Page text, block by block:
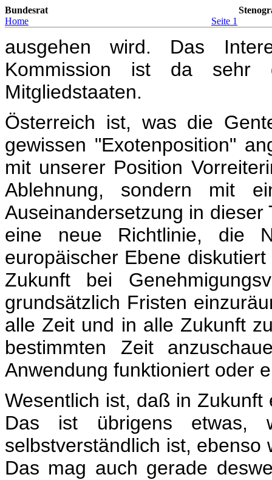
Bundesrat
Home
Seite 1
ausgehen wird. Das
Kommission ist da sehr
Mitgliedstaaten.
Österreich ist, was die
gewissen "Exotenposition"
mit unserer Position
Ablehnung, sondern mit
Auseinandersetzung in
eine neue Richtlinie, die
europäischer Ebene
Zukunft bei
grundsätzlich Fristen
alle Zeit und in alle Zukunft
bestimmten Zeit
Anwendung funktioniert oder
Wesentlich ist, daß in
Das ist übrigens etwas,
selbstverständlich ist,
Das mag auch gerade